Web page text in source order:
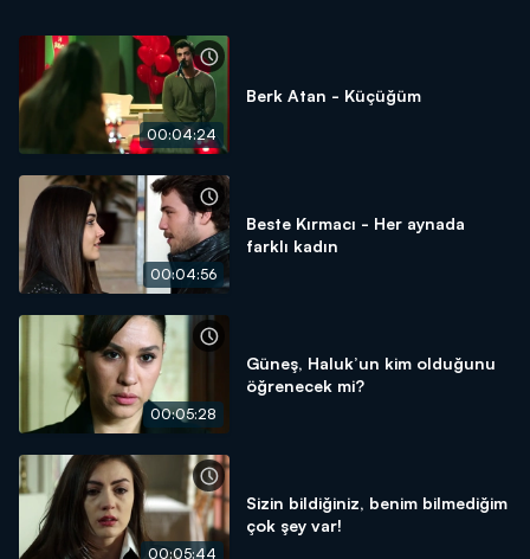
00:04:24
Berk Atan - Küçüğüm
00:04:56
Beste Kırmacı - Her aynada
farklı kadın
00:05:28
Güneş, Haluk’un kim olduğunu
öğrenecek mi?
00:05:44
Sizin bildiğiniz, benim bilmediğim
çok şey var!